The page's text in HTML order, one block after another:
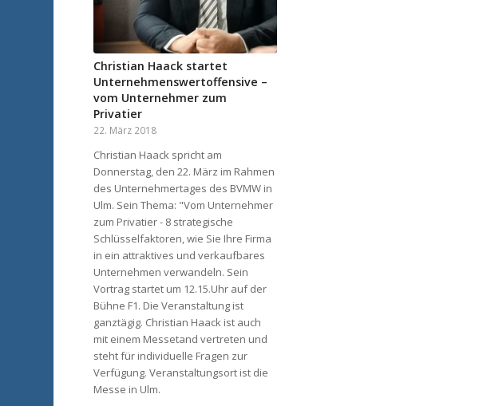
Christian Haack startet
Unternehmenswertoffensive –
vom Unternehmer zum
Privatier
22. März 2018
Christian Haack spricht am
Donnerstag, den 22. März im Rahmen
des Unternehmertages des BVMW in
Ulm. Sein Thema: "Vom Unternehmer
zum Privatier - 8 strategische
Schlüsselfaktoren, wie Sie Ihre Firma
in ein attraktives und verkaufbares
Unternehmen verwandeln. Sein
Vortrag startet um 12.15.Uhr auf der
Bühne F1. Die Veranstaltung ist
ganztägig. Christian Haack ist auch
mit einem Messetand vertreten und
steht für individuelle Fragen zur
Verfügung. Veranstaltungsort ist die
Messe in Ulm.